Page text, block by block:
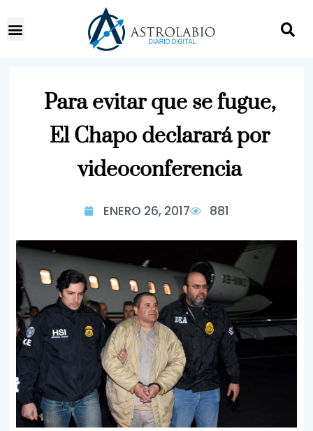
Para evitar que se fugue,
El Chapo declarará por
videoconferencia
ENERO 26, 2017 881